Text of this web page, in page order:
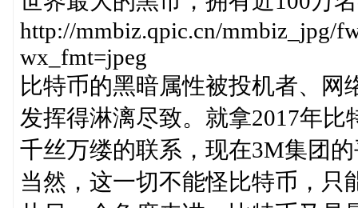
http://mmbiz.qpic.cn/mmbiz_jpg/
wx_fmt=jpeg
比特币的黑暗属性被投机者、
发挥得淋漓尽致。就拿2017年
千丝万缕的联系，现在3M集团
当然，这一切不能怪比特币，只